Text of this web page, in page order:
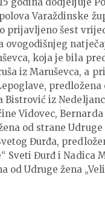
Varaždinske
prijavljeno šest
ovogodišnjeg
koja je bila
iz Maruševca, a
predložena
Bistrović iz
Vidovec,
od strane Udruge
Đurđa,
Sveti Đurđ i Nadica
od Udruge žena